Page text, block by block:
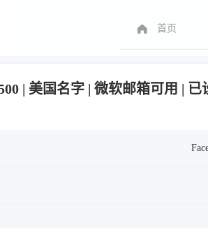
首页
| 美国名字 | 微软邮箱可用 | 已